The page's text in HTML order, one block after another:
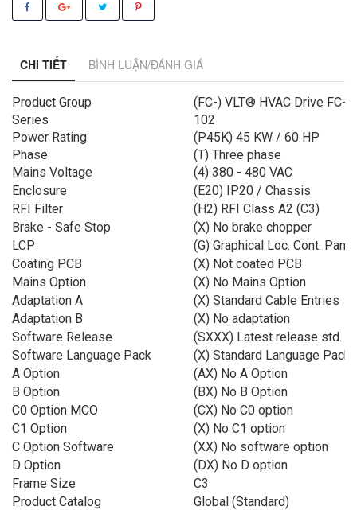
CHI TIẾT BÌNH LUẬN/ĐÁNH GIÁ
Product Group
(FC-) VLT® HVAC Drive FC-
Series
102
Power Rating
(P45K) 45 KW / 60 HP
Phase
(T) Three phase
Mains Voltage
(4) 380 - 480 VAC
Enclosure
(E20) IP20 / Chassis
RFI Filter
(H2) RFI Class A2 (C3)
Brake - Safe Stop
(X) No brake chopper
LCP
(G) Graphical Loc. Cont. Panel
Coating PCB
(X) Not coated PCB
Mains Option
(X) No Mains Option
Adaptation A
(X) Standard Cable Entries
Adaptation B
(X) No adaptation
Software Release
(SXXX) Latest release std.
Software Language Pack
(X) Standard Language Pack
A Option
(AX) No A Option
B Option
(BX) No B Option
C0 Option MCO
(CX) No C0 option
C1 Option
(X) No C1 option
C Option Software
(XX) No software option
D Option
(DX) No D option
Frame Size
C3
Product Catalog
Global (Standard)